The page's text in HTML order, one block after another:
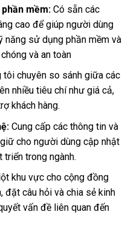
mềm: Có sẵn các
cao để giúp người dùng
năng sử dụng phần mềm và
và an toàn
tôi chuyên so sánh giữa các
nhiều tiêu chí như giá cả,
khách hàng.
Cung cấp các thông tin và
cho người dùng cập nhật
trong ngành.
khu vực cho cộng đồng
đặt câu hỏi và chia sẻ kinh
vấn đề liên quan đến